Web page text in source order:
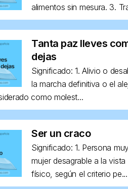
alimentos sin mesura. 3.
Tanta paz lleves
dejas
Significado: 1. Alivio o
la marcha definitiva o el
como molest...
Ser un craco
Significado: 1. Persona
mujer desagrable a la
físico, según el criterio pe...